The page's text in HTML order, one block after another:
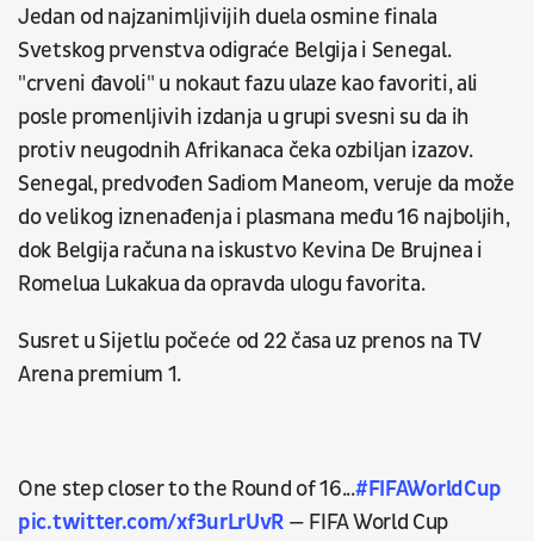
Jedan od najzanimljivijih duela osmine finala
Svetskog prvenstva odigraće Belgija i Senegal.
"crveni đavoli" u nokaut fazu ulaze kao favoriti, ali
posle promenljivih izdanja u grupi svesni su da ih
protiv neugodnih Afrikanaca čeka ozbiljan izazov.
Senegal, predvođen Sadiom Maneom, veruje da može
do velikog iznenađenja i plasmana među 16 najboljih,
dok Belgija računa na iskustvo Kevina De Brujnea i
Romelua Lukakua da opravda ulogu favorita.
Susret u Sijetlu počeće od 22 časa uz prenos na TV
Arena premium 1.
One step closer to the Round of 16...#FIFAWorldCup
pic.twitter.com/xf3urLrUvR — FIFA World Cup